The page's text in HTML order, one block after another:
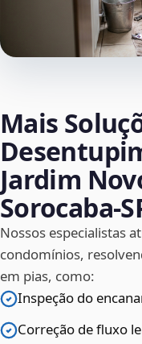
Mais
Jardim
Nossos especialistas
condomínios,
em pias, como:
Inspeção do
Correção de fluxo